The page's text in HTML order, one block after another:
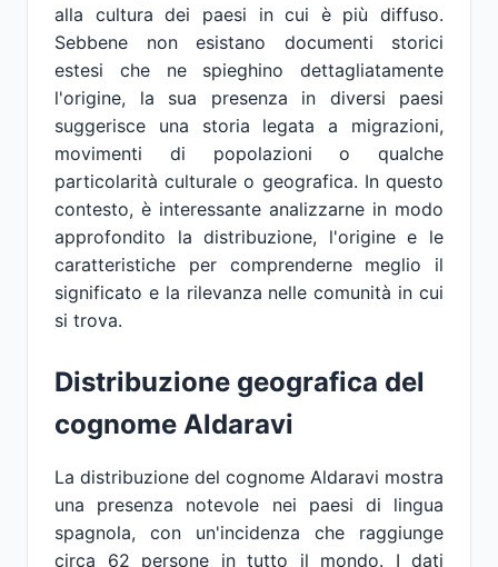
alla cultura dei paesi in cui è più diffuso.
Sebbene non esistano documenti storici
estesi che ne spieghino dettagliatamente
l'origine, la sua presenza in diversi paesi
suggerisce una storia legata a migrazioni,
movimenti di popolazioni o qualche
particolarità culturale o geografica. In questo
contesto, è interessante analizzarne in modo
approfondito la distribuzione, l'origine e le
caratteristiche per comprenderne meglio il
significato e la rilevanza nelle comunità in cui
si trova.
Distribuzione geografica del
cognome Aldaravi
La distribuzione del cognome Aldaravi mostra
una presenza notevole nei paesi di lingua
spagnola, con un'incidenza che raggiunge
circa 62 persone in tutto il mondo. I dati